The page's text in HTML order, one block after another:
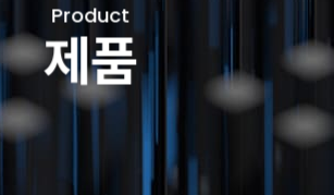
Product
제품